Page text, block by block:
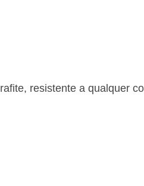
resistente a qualquer